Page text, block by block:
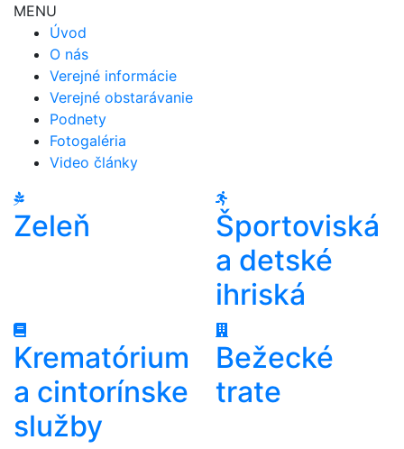
MENU
Úvod
O nás
Verejné informácie
Verejné obstarávanie
Podnety
Fotogaléria
Video články
Zeleň
Športoviská
a detské
ihriská
Krematórium
a cintorínske
služby
Bežecké
trate